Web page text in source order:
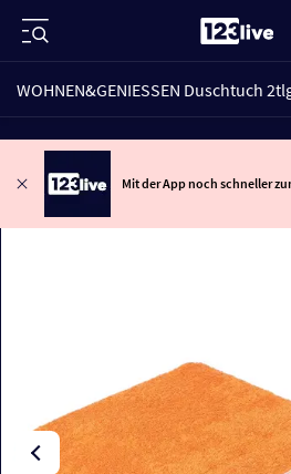
WOHNEN&GENIESSEN Duschtuch
Mit der App noch schneller